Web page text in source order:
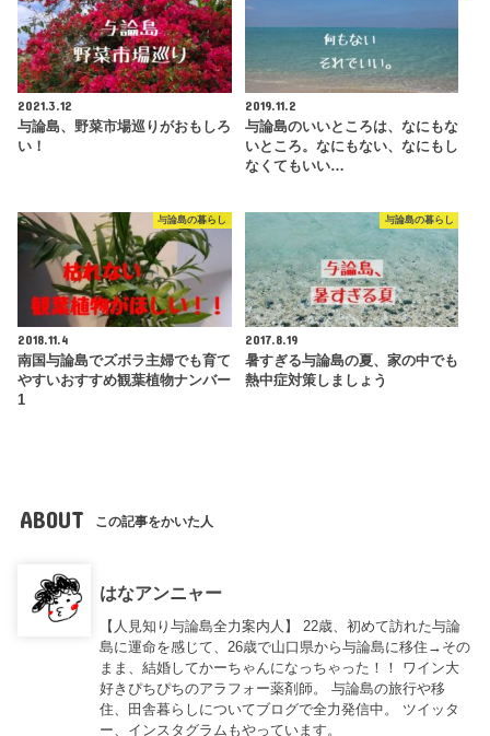
2021.3.12
与論島、野菜市場巡りがおもしろ
い！
2019.11.2
与論島のいいところは、なにもな
いところ。なにもない、なにもし
なくてもいい…
与論島の暮らし
2018.11.4
南国与論島でズボラ主婦でも育て
やすいおすすめ観葉植物ナンバー
1
与論島の暮らし
2017.8.19
暑すぎる与論島の夏、家の中でも
熱中症対策しましょう
ABOUT この記事をかいた人
はなアンニャー
【人見知り与論島全力案内人】 22歳、初めて訪れた与論
島に運命を感じて、26歳で山口県から与論島に移住→その
まま、結婚してかーちゃんになっちゃった！！ ワイン大
好きぴちぴちのアラフォー薬剤師。 与論島の旅行や移
住、田舎暮らしについてブログで全力発信中。 ツイッタ
ー、インスタグラムもやっています。